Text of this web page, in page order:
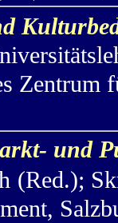
und
(Red.);